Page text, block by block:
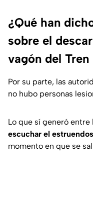
¿Qué han
sobre el
vagón del Tren
Por su parte, las
no hubo personas
Lo que sí generó entre
escuchar el
momento en que se